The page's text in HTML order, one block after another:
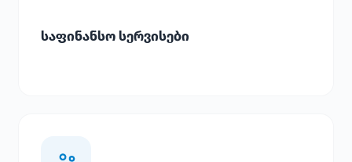
საფინანსო სერვისები